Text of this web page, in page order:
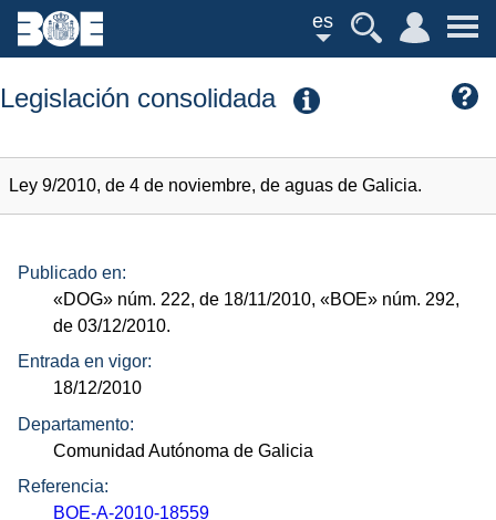
es
Legislación consolidada
Ley 9/2010, de 4 de noviembre, de aguas de Galicia.
Publicado en:
«DOG» núm. 222, de 18/11/2010,«BOE» núm. 292,
de 03/12/2010.
Entrada en vigor:
18/12/2010
Departamento:
Comunidad Autónoma de Galicia
Referencia:
BOE-A-2010-18559